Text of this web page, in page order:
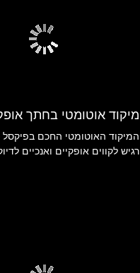
מיקוד אוטומטי בחתך
המיקוד האוטומטי החכם בפיקסל
רגיש לקווים אופקיים ואנכיים